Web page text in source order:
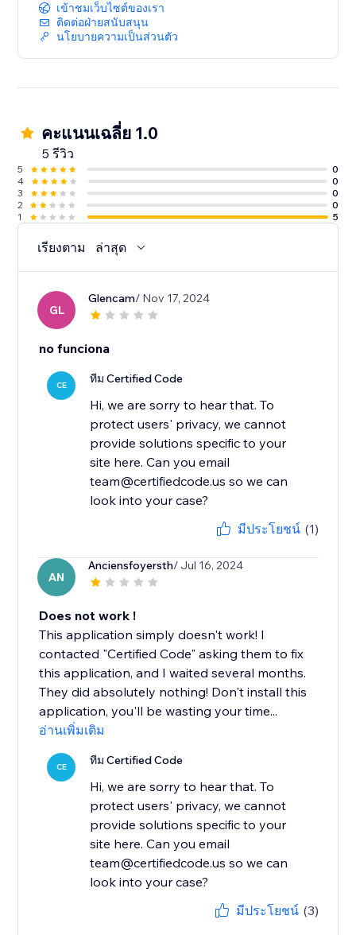
เข้าชมเว็บไซต์ของเรา
ติดต่อฝ่ายสนับสนุน
นโยบายความเป็นส่วนตัว
คะแนนเฉลี่ย 1.0
5 รีวิว
5
0
4
0
3
0
2
0
1
5
เรียงตาม ล่าสุด
GL
Glencam/ Nov 17, 2024
no funciona
CE ทีม Certified Code
Hi, we are sorry to hear that. To
protect users' privacy, we cannot
provide solutions specific to your
site here. Can you email
team@certifiedcode.us so we can
มีประโยชน์ (1)
AN
Anciensfoyersth/ Jul 16, 2024
Does not work !
This application simply doesn't work! I
contacted "Certified Code" asking them to fix
this application, and I waited several months.
They did absolutely nothing! Don't install this
application, you'll be wasting your time...
อ่านเพิ่มเติม
CE ทีม Certified Code
Hi, we are sorry to hear that. To
protect users' privacy, we cannot
provide solutions specific to your
site here. Can you email
team@certifiedcode.us so we can
มีประโยชน์ (3)